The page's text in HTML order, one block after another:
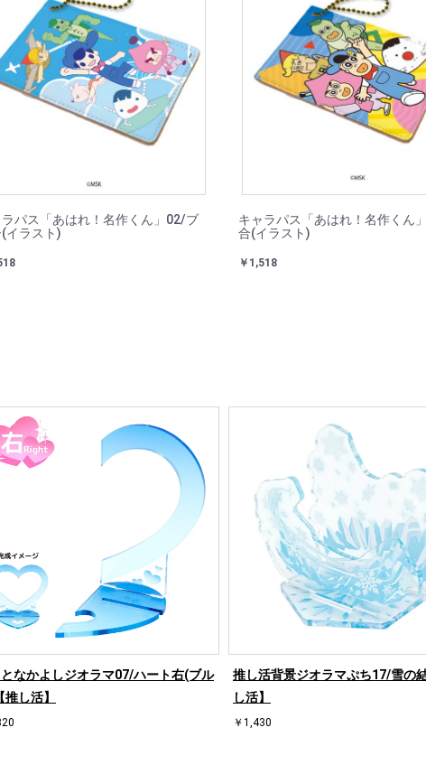
ラパス「あはれ！名作くん」02/ブ
(イラスト)
キャラパス「あはれ！名作くん
合(イラスト)
￥1,518
となかよしジオラマ07/ハート右(ブル
推し活】
推し活背景ジオラマぷち17/雪の
し活】
￥1,430